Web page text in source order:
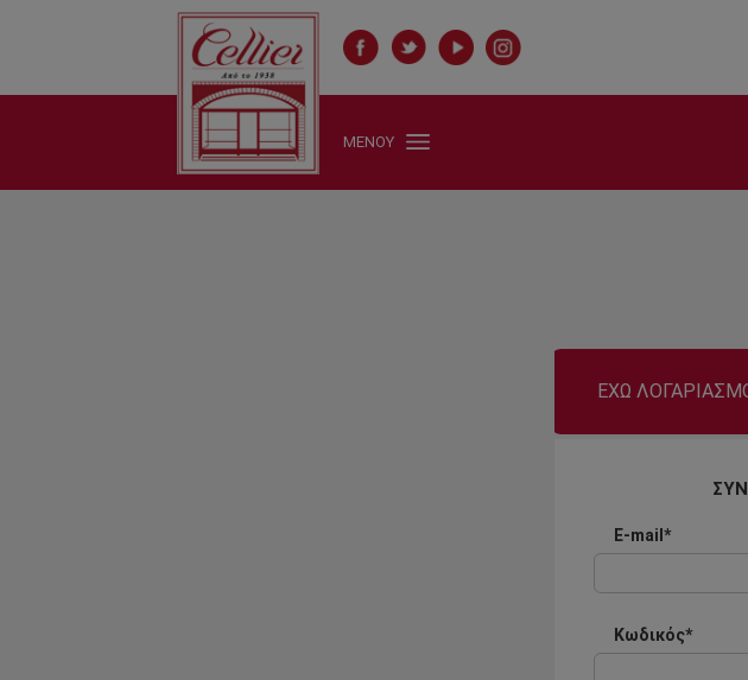
ΜΕΝΟΥ
ΕΧΩ
E-mail*
Κωδικός*